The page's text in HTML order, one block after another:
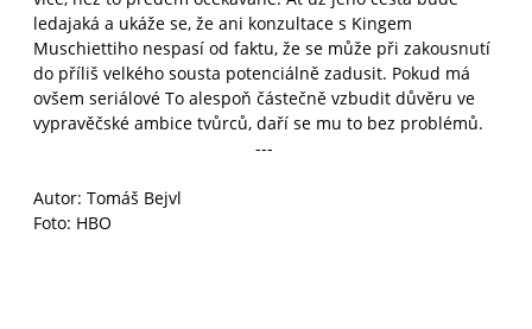
ledajaká a ukáže se, že ani konzultace s Kingem
Muschiettiho nespasí od faktu, že se může při zakousnutí
do příliš velkého sousta potenciálně zadusit. Pokud má
ovšem seriálové To alespoň částečně vzbudit důvěru ve
vypravěčské ambice tvůrců, daří se mu to bez problémů.
---
Autor: Tomáš Bejvl
Foto: HBO